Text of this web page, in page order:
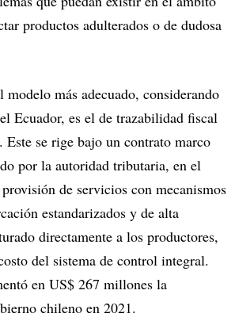
productos adulterados o de dudosa
modelo más adecuado, considerando
Ecuador, es el de trazabilidad fiscal
Este se rige bajo un contrato marco
por la autoridad tributaria, en el
de servicios con mecanismos
estandarizados y de alta
directamente a los productores,
del sistema de control integral.
en US$ 267 millones la
chileno en 2021.